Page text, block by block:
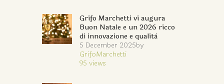
Grifo Marchetti vi augura
Buon Natale e un 2026 ricco
di innovazione e qualità
5 December 2025by
GrifoMarchetti
95 views